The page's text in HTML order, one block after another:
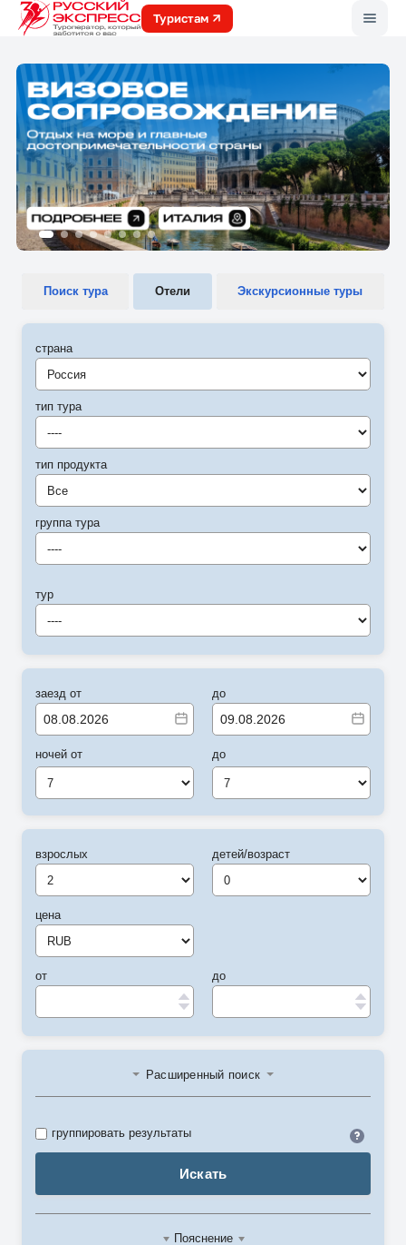
Туристам
Поиск тура Отели Экскурсионные туры
страна
Россия
тип тура
----
тип продукта
Все
группа тура
----
тур
----
заезд от
ночей от
7
до
до
7
взрослых
цена
от
детей/возраст
до
Расширенный поиск
Искать
группировать результаты
Пояснение